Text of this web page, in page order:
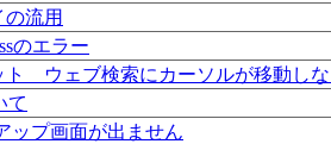
流用
のエラー
ト ウェブ検索にカーソルが移動し
て
ップ画面が出ません